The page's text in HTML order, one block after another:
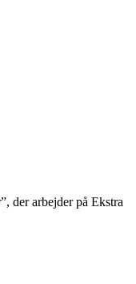
der arbejder på Ekstra